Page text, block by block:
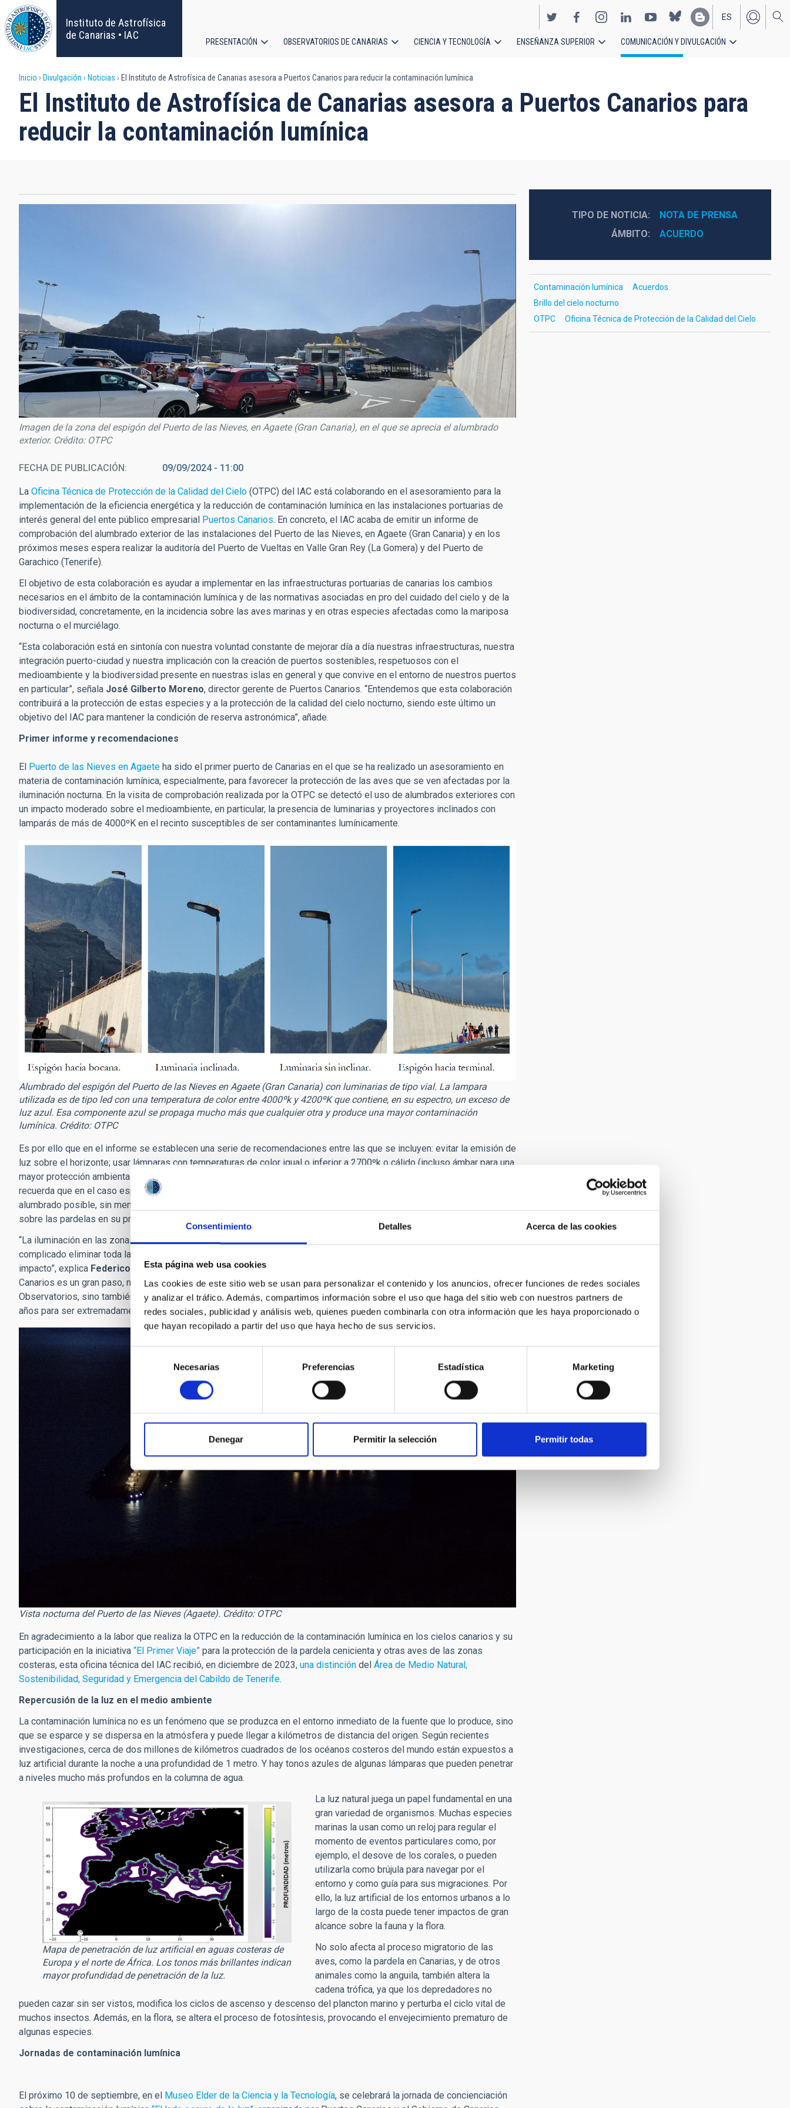
Consentimiento Detalles Acerca de las cookies
Esta página web usa cookies
Las cookies de este sitio web se usan para personalizar el contenido y los anuncios, ofrecer funciones de redes sociales
y analizar el tráfico. Además, compartimos información sobre el uso que haga del sitio web con nuestros partners de
redes sociales, publicidad y análisis web, quienes pueden combinarla con otra información que les haya proporcionado o
que hayan recopilado a partir del uso que haya hecho de sus servicios.
consentimiento
Necesarias Preferencias Estadística Marketing
Denegar Permitir la selección Permitir todas
Pasar
al
contenido
principal
Instituto de Astrofísica
de Canarias • IAC
EN
ES
principal
PRESENTACIÓN OBSERVATORIOS DE CANARIAS CIENCIA Y TECNOLOGÍA ENSEÑANZA SUPERIOR COMUNICACIÓN Y DIVULGACIÓN
Sobrescribir
enlaces
de
a
Inicio Divulgación Noticias El Instituto de Astrofísica de Canarias asesora a Puertos Canarios para reducir la contaminación lumínica
El Instituto de Astrofísica de Canarias asesora a Puertos Canarios para
reducir la contaminación lumínica
Imagen de la zona del espigón del Puerto de las Nieves, en Agaete (Gran Canaria), en el que se aprecia el alumbrado
exterior. Crédito: OTPC
FECHA DE PUBLICACIÓN 09/09/2024 - 11:00
La Oficina Técnica de Protección de la Calidad del Cielo (OTPC) del IAC está colaborando en el asesoramiento para la
implementación de la eficiencia energética y la reducción de contaminación lumínica en las instalaciones portuarias de
interés general del ente público empresarial Puertos Canarios. En concreto, el IAC acaba de emitir un informe de
comprobación del alumbrado exterior de las instalaciones del Puerto de las Nieves, en Agaete (Gran Canaria) y en los
próximos meses espera realizar la auditoría del Puerto de Vueltas en Valle Gran Rey (La Gomera) y del Puerto de
Garachico (Tenerife).
El objetivo de esta colaboración es ayudar a implementar en las infraestructuras portuarias de canarias los cambios
necesarios en el ámbito de la contaminación lumínica y de las normativas asociadas en pro del cuidado del cielo y de la
biodiversidad, concretamente, en la incidencia sobre las aves marinas y en otras especies afectadas como la mariposa
nocturna o el murciélago.
“Esta colaboración está en sintonía con nuestra voluntad constante de mejorar día a día nuestras infraestructuras, nuestra
integración puerto-ciudad y nuestra implicación con la creación de puertos sostenibles, respetuosos con el
medioambiente y la biodiversidad presente en nuestras islas en general y que convive en el entorno de nuestros puertos
en particular”, señala José Gilberto Moreno, director gerente de Puertos Canarios. “Entendemos que esta colaboración
contribuirá a la protección de estas especies y a la protección de la calidad del cielo nocturno, siendo este último un
objetivo del IAC para mantener la condición de reserva astronómica”, añade.
Primer informe y recomendaciones
El Puerto de las Nieves en Agaete ha sido el primer puerto de Canarias en el que se ha realizado un asesoramiento en
materia de contaminación lumínica, especialmente, para favorecer la protección de las aves que se ven afectadas por la
iluminación nocturna. En la visita de comprobación realizada por la OTPC se detectó el uso de alumbrados exteriores con
un impacto moderado sobre el medioambiente, en particular, la presencia de luminarias y proyectores inclinados con
lamparás de más de 4000ºK en el recinto susceptibles de ser contaminantes lumínicamente.
Alumbrado del espigón del Puerto de las Nieves en Agaete (Gran Canaria) con luminarias de tipo vial. La lampara
utilizada es de tipo led con una temperatura de color entre 4000ºk y 4200ºK que contiene, en su espectro, un exceso de
luz azul. Esa componente azul se propaga mucho más que cualquier otra y produce una mayor contaminación
lumínica. Crédito: OTPC
Es por ello que en el informe se establecen una serie de recomendaciones entre las que se incluyen: evitar la emisión de
luz sobre el horizonte; usar lámparas con temperaturas de color igual o inferior a 2700ºk o cálido (incluso ámbar para una
mayor protección ambiental); y apagar o reducir a medianoche, de forma escalonada, todo el alumbrado. También se
recuerda que en el caso especial de los meses de octubre y noviembre se debe tener apagado la mayor cantidad de
alumbrado posible, sin menoscabo de la seguridad de los usuarios y empleados del puerto, para evitar efectos nocivos
sobre las pardelas en su primer vuelo.
“La iluminación en las zonas portuarias es necesaria para las actividades que allí se desarrollan, por lo que es
complicado eliminar toda la contaminación lumínica, pero sí podemos trabajar en diseñar instalaciones que minimicen su
impacto”, explica Federico de la Paz, jefe técnico de la OTPC. “Este primer informe que nos ha solicitado Puertos
Canarios es un gran paso, no solo para ayudar a reducir la contaminación de los cielos de Canarias, que afecta a nuestros
Observatorios, sino también para favorecer la protección de muchas especies que han evolucionado durante millones de
años para ser extremadamente sensibles a la luz natural”, señalaJavier Díaz, jefe de departamento de la OTPC.
Vista nocturna del Puerto de las Nieves (Agaete). Crédito: OTPC
En agradecimiento a la labor que realiza la OTPC en la reducción de la contaminación lumínica en los cielos canarios y su
participación en la iniciativa “El Primer Viaje” para la protección de la pardela cenicienta y otras aves de las zonas
costeras, esta oficina técnica del IAC recibió, en diciembre de 2023, una distinción del Área de Medio Natural,
Sostenibilidad, Seguridad y Emergencia del Cabildo de Tenerife.
Repercusión de la luz en el medio ambiente
La contaminación lumínica no es un fenómeno que se produzca en el entorno inmediato de la fuente que lo produce, sino
que se esparce y se dispersa en la atmósfera y puede llegar a kilómetros de distancia del origen. Según recientes
investigaciones, cerca de dos millones de kilómetros cuadrados de los océanos costeros del mundo están expuestos a
luz artificial durante la noche a una profundidad de 1 metro. Y hay tonos azules de algunas lámparas que pueden penetrar
a niveles mucho más profundos en la columna de agua.
Mapa de penetración de luz artificial en aguas costeras de
Europa y el norte de África. Los tonos más brillantes indican
mayor profundidad de penetración de la luz.
La luz natural juega un papel fundamental en una
gran variedad de organismos. Muchas especies
marinas la usan como un reloj para regular el
momento de eventos particulares como, por
ejemplo, el desove de los corales, o pueden
utilizarla como brújula para navegar por el
entorno y como guía para sus migraciones. Por
ello, la luz artificial de los entornos urbanos a lo
largo de la costa puede tener impactos de gran
alcance sobre la fauna y la flora.
No solo afecta al proceso migratorio de las
aves, como la pardela en Canarias, y de otros
animales como la anguila, también altera la
cadena trófica, ya que los depredadores no
pueden cazar sin ser vistos, modifica los ciclos de ascenso y descenso del plancton marino y perturba el ciclo vital de
muchos insectos. Además, en la flora, se altera el proceso de fotosíntesis, provocando el envejecimiento prematuro de
algunas especies.
Jornadas de contaminación lumínica
El próximo 10 de septiembre, en el Museo Elder de la Ciencia y la Tecnología, se celebrará la jornada de concienciación
TIPO DE NOTICIA
NOTA DE PRENSA
ÁMBITO
ACUERDO
Contaminación lumínica
Acuerdos
Brillo del cielo nocturno
OTPC
Oficina Técnica de Protección de la Calidad del Cielo